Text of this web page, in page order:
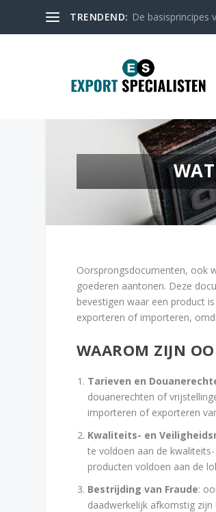
TRENDEND: De basisprincipes
Oorsprongsdocumenten, ook
goederen aantonen. Deze
bevestigen waar een product
exporteren of importeren,
WAAROM ZIJN
Tarieven en
douanerechten of
importeren of exporteren
Kwaliteits- en
te voldoen aan de
producten voldoen aan de
Bestrijding van Fraude:
daadwerkelijk afkomstig